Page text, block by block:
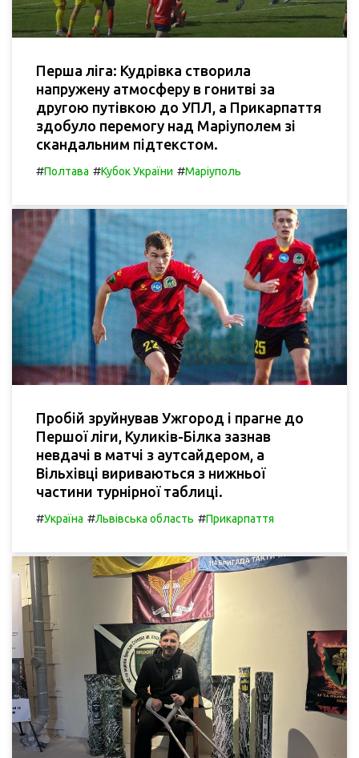
Перша ліга: Кудрівка створила
напружену атмосферу в гонитві за
другою путівкою до УПЛ, а Прикарпаття
здобуло перемогу над Маріуполем зі
скандальним підтекстом.
#Полтава #Кубок України #Маріуполь
Пробій зруйнував Ужгород і прагне до
Першої ліги, Куликів-Білка зазнав
невдачі в матчі з аутсайдером, а
Вільхівці вириваються з нижньої
частини турнірної таблиці.
#Україна #Львівська область #Прикарпаття